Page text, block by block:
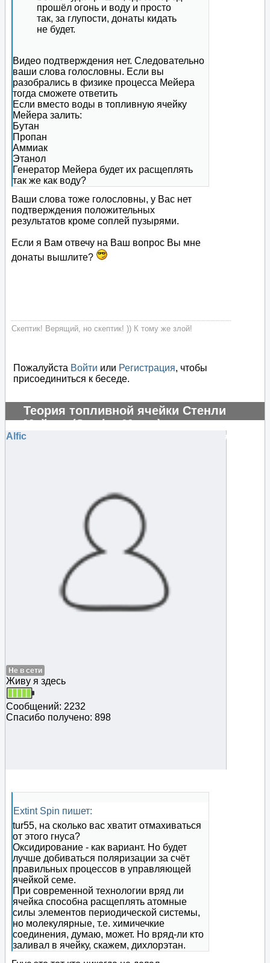
прошёл огонь и воду и просто
так, за глупости, донаты кидать
не будет.
Видео подтверждения нет. Следовательно
ваши слова голословны. Если вы
разобрались в физике процесса Мейера
тогда сможете ответить
Если вместо воды в топливную ячейку
Мейера залить:
Бутан
Пропан
Аммиак
Этанол
Генератор Мейера будет их расщеплять
так же как воду?
Ваши слова тоже голословны, у Вас нет
подтверждения положительных
результатов кроме соплей пузырями.
Если я Вам отвечу на Ваш вопрос Вы мне
донаты вышлите?
Скептик! Верящий, но скептик! )) К тому же злой!
Пожалуйста Войти или Регистрация, чтобы
присоединиться к беседе.
Теория топливной ячейки Стенли
Мейера (Stanley Meyer)
#104861
Alfic
Не в сети
Живу я здесь
Сообщений: 2232
Спасибо получено: 898
Extint Spin пишет:
tur55, на сколько вас хватит отмахиваться
от этого гнуса?
Оксидирование - как вариант. Но будет
лучше добиваться поляризации за счёт
правильных процессов в управляющей
ячейкой семе.
При современной технологии вряд ли
ячейка способна расщеплять атомные
силы элементов периодической системы,
но молекулярные, т.е. химичечкие
соединения, думаю, может. Но вряд-ли кто
заливал в ячейку, скажем, дихлорэтан.